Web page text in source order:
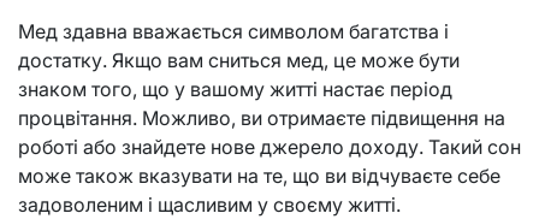
Мед здавна вважається символом багатства і
достатку. Якщо вам сниться мед, це може бути
знаком того, що у вашому житті настає період
процвітання. Можливо, ви отримаєте підвищення на
роботі або знайдете нове джерело доходу. Такий сон
може також вказувати на те, що ви відчуваєте себе
задоволеним і щасливим у своєму житті.